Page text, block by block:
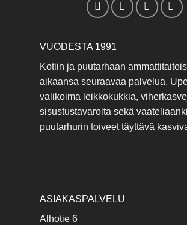
VUODESTA 1991
Kotiin ja puutarhaan
aikaansa seuraavaa palvelua.
valikoima leikkokukkia,
sisustustavaroita sekä
puutarhurin toiveet täyttävä
ASIAKASPALVELU
Alhotie 6